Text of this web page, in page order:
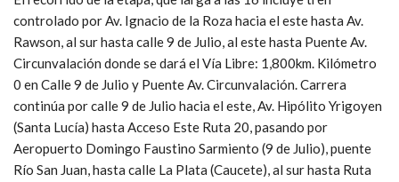
controlado por Av. Ignacio de la Roza hacia el este hasta Av.
Rawson, al sur hasta calle 9 de Julio, al este hasta Puente Av.
Circunvalación donde se dará el Vía Libre: 1,800km. Kilómetro
0 en Calle 9 de Julio y Puente Av. Circunvalación. Carrera
continúa por calle 9 de Julio hacia el este, Av. Hipólito Yrigoyen
(Santa Lucía) hasta Acceso Este Ruta 20, pasando por
Aeropuerto Domingo Faustino Sarmiento (9 de Julio), puente
Río San Juan, hasta calle La Plata (Caucete), al sur hasta Ruta